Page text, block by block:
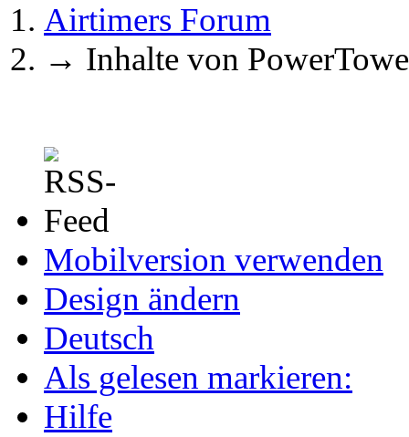
Airtimers Forum
→ Inhalte von
Mobilversion verwenden
Design ändern
Deutsch
Als gelesen markieren:
Hilfe